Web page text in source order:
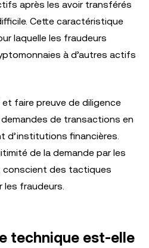
après les avoir transférés
Cette caractéristique
laquelle les fraudeurs
à d’autres actifs
faire preuve de diligence
de transactions en
d’institutions financières.
de la demande par les
conscient des tactiques
les fraudeurs.
technique est-elle